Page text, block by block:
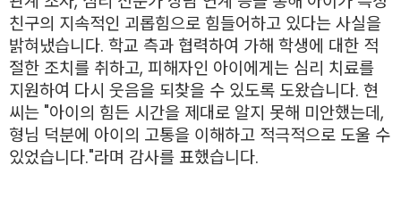
친구의 지속적인 괴롭힘으로 힘들어하고 있다는 사실을
밝혀냈습니다. 학교 측과 협력하여 가해 학생에 대한 적
절한 조치를 취하고, 피해자인 아이에게는 심리 치료를
지원하여 다시 웃음을 되찾을 수 있도록 도왔습니다. 현
씨는 "아이의 힘든 시간을 제대로 알지 못해 미안했는데,
형님 덕분에 아이의 고통을 이해하고 적극적으로 도울 수
있었습니다."라며 감사를 표했습니다.